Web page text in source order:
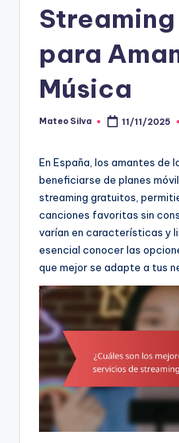
para
Música
Posted
Mateo Silva 11/11/2025
En España, los amantes de
beneficiarse de planes
streaming gratuitos,
canciones favoritas sin
varían en características y
esencial conocer las
que mejor se adapte a tus